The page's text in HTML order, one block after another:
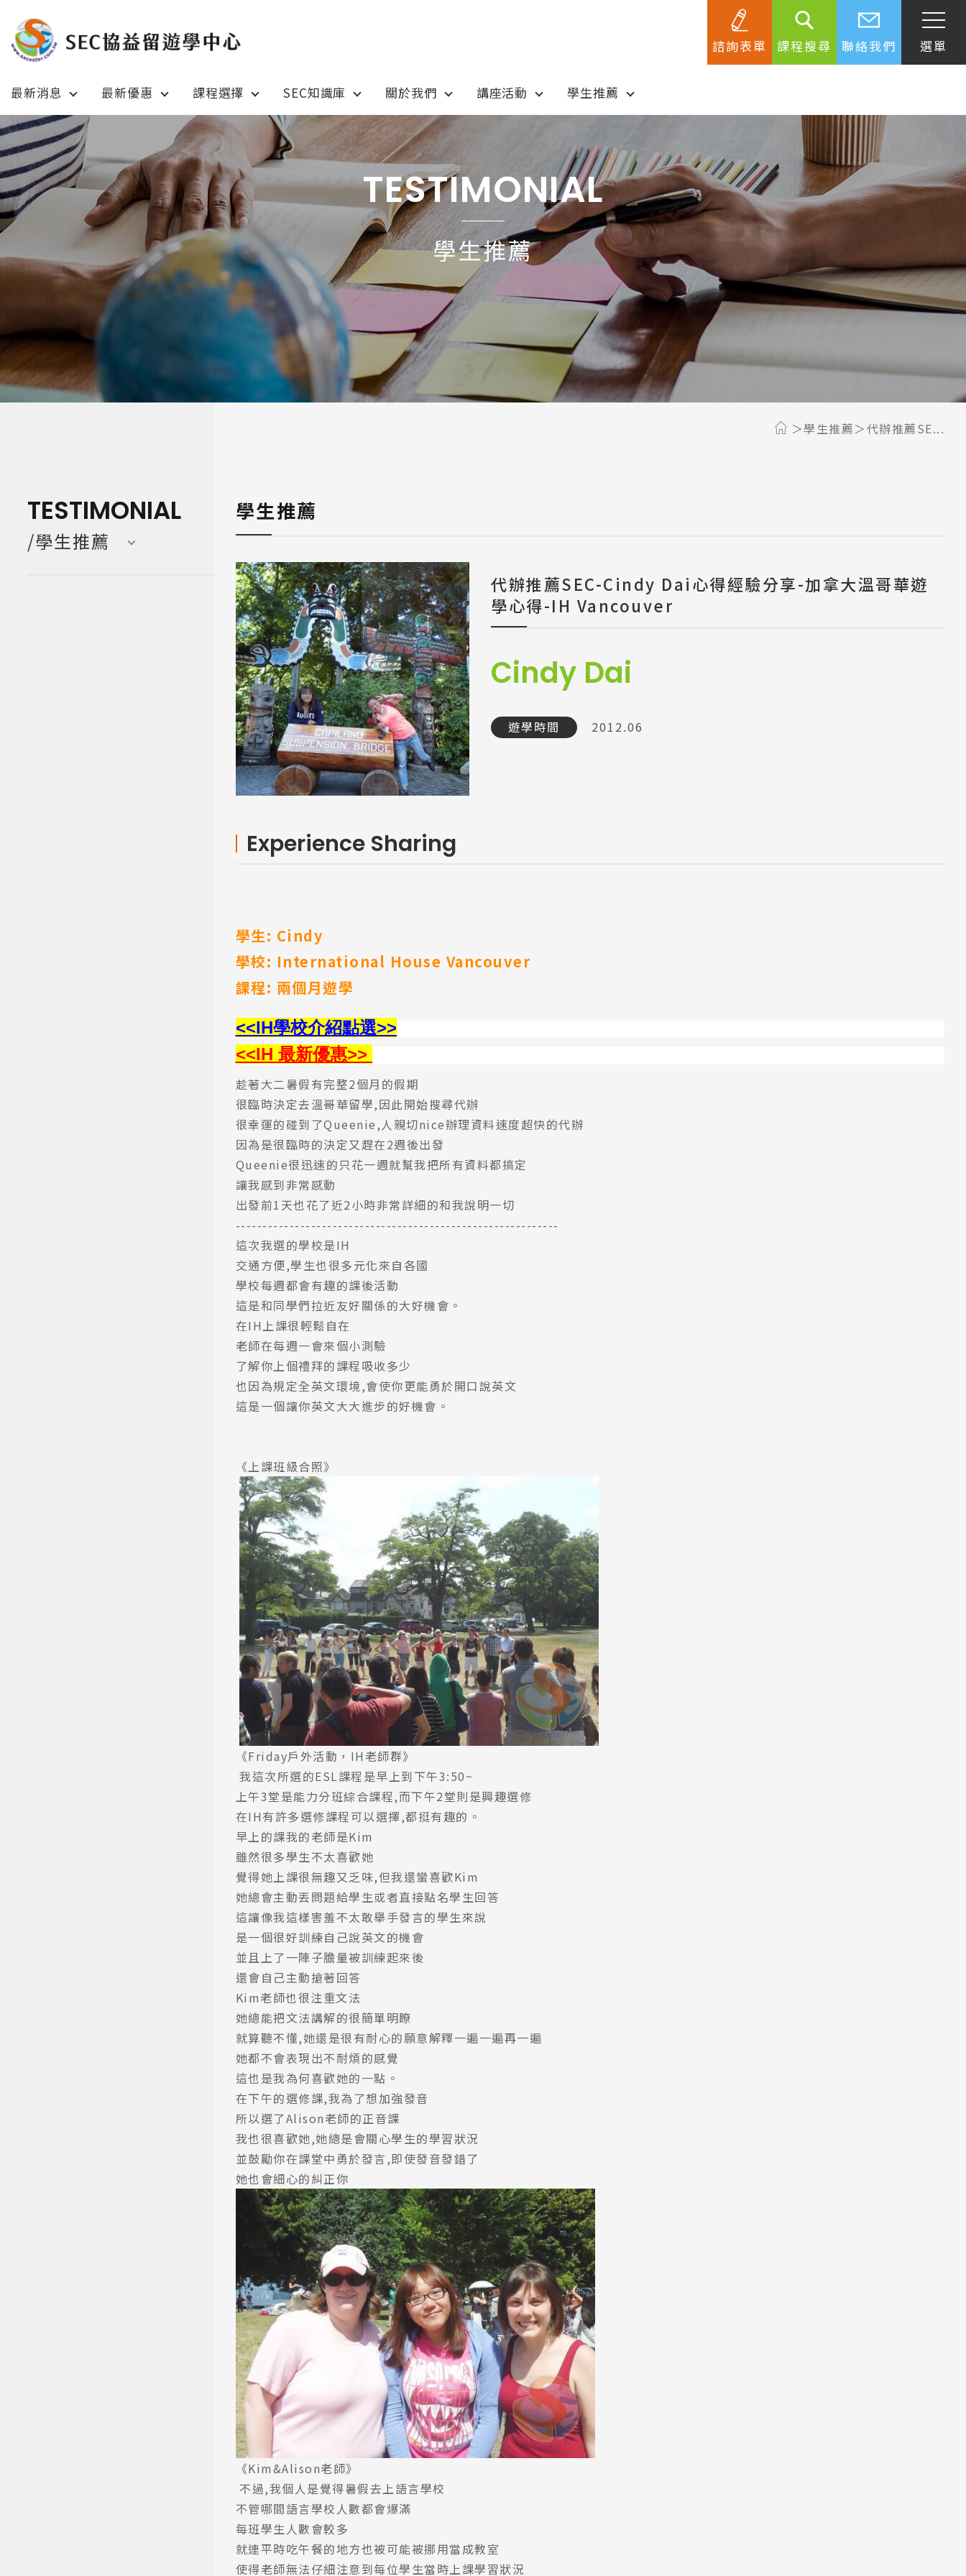
諮詢表單 課程搜尋 聯絡我們 選單
最新消息 最新優惠 課程選擇 SEC知識庫 關於我們 講座活動 學生推薦
熱門搜尋： 護理 加拿大RO 任意門 遊學團 教育學區
Latest News 最新消息
綜合訊息
加拿大 Canada
日本 Japan
澳洲 Australia
英國 UK/愛爾蘭 Ireland
美國 USA
寒暑假遊學團 Camp
Promotion 最新優惠
加拿大 Canada
澳洲 Australia
英國 UK / 愛爾蘭IRELAND
美國 USA
紐西蘭 New Zealand
亞洲 Asia / 其他 Others
Program 課程選擇
語言學校
國高中小學校
專業技職｜海外工讀
寒暑假遊學團
學士碩士
SEC 知識庫
關於簽證
生活資訊
跟著遊學大使看世界
學習要領
工作規範
生涯規劃
TESTIMONIAL
學生推薦
TESTIMONIAL
/學生推薦
學生推薦 代辦推薦SE...
學生推薦
代辦推薦SEC-Cindy Dai心得經驗分享-加拿大溫哥華遊
學心得-IH Vancouver
Cindy Dai
遊學時間 2012.06
Experience Sharing
學生: Cindy
學校: International House Vancouver
課程: 兩個月遊學
<<IH學校介紹點選>>
<<IH 最新優惠>>
趁著大二暑假有完整2個月的假期
很臨時決定去溫哥華留學,因此開始搜尋代辦
很幸運的碰到了Queenie,人親切nice辦理資料速度超快的代辦
因為是很臨時的決定又趕在2週後出發
Queenie很迅速的只花一週就幫我把所有資料都搞定
讓我感到非常感動
出發前1天也花了近2小時非常詳細的和我說明一切
------------------------------------------------------------
這次我選的學校是IH
交通方便,學生也很多元化來自各國
學校每週都會有趣的課後活動
這是和同學們拉近友好關係的大好機會。
在IH上課很輕鬆自在
老師在每週一會來個小測驗
了解你上個禮拜的課程吸收多少
也因為規定全英文環境,會使你更能勇於開口說英文
這是一個讓你英文大大進步的好機會。
《上課班級合照》
《Friday戶外活動，IH老師群》
我這次所選的ESL課程是早上到下午3:50~
上午3堂是能力分班綜合課程,而下午2堂則是興趣選修
在IH有許多選修課程可以選擇,都挺有趣的。
早上的課我的老師是Kim
雖然很多學生不太喜歡她
覺得她上課很無趣又乏味,但我還蠻喜歡Kim
她總會主動丟問題給學生或者直接點名學生回答
這讓像我這樣害羞不太敢舉手發言的學生來說
是一個很好訓練自己說英文的機會
並且上了一陣子膽量被訓練起來後
還會自己主動搶著回答
Kim老師也很注重文法
她總能把文法講解的很簡單明瞭
就算聽不懂,她還是很有耐心的願意解釋一遍一遍再一遍
她都不會表現出不耐煩的感覺
這也是我為何喜歡她的一點。
在下午的選修課,我為了想加強發音
所以選了Alison老師的正音課
我也很喜歡她,她總是會關心學生的學習狀況
並鼓勵你在課堂中勇於發言,即使發音發錯了
她也會細心的糾正你
《Kim&Alison老師》
不過,我個人是覺得暑假去上語言學校
不管哪間語言學校人數都會爆滿
每班學生人數會較多
就連平時吃午餐的地方也被可能被挪用當成教室
使得老師無法仔細注意到每位學生當時上課學習狀況